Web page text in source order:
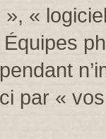
«
par «